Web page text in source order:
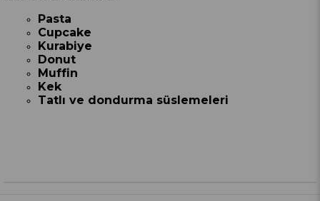
Pasta
Cupcake
Kurabiye
Donut
Muffin
Kek
Tatlı ve dondurma süslemeleri